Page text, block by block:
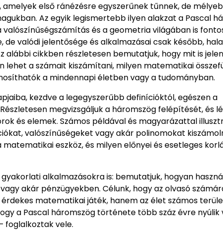
első ránézésre egyszerűnek tűnnek, de
Az egyik legismertebb ilyen alakzat a Pascal
és a geometria világában is
valódi jelentősége és alkalmazásai csak később,
cikkben részletesen bemutatjuk, hogy mit is
lehet a számait kiszámítani, milyen matematikai
a mindennapi életben vagy a tudományban.
kezdve a legegyszerűbb definícióktól, egészen a
megvizsgáljuk a háromszög felépítését, és
és elemek. Számos példával és magyarázattal
valószínűségeket vagy akár polinomokat
eszköz, és milyen előnyei és esetleges
alkalmazásokra is: bemutatjuk, hogyan
akár pénzügyekben. Célunk, hogy az olvasó
matematikai játék, hanem az élet számos
a Pascal háromszög története több száz évre nyúlik
foglalkoztak vele.